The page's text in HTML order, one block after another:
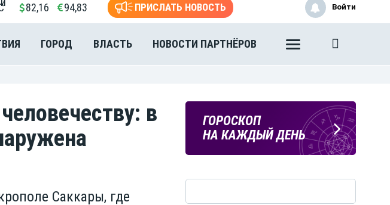
82,16 94,83 ПРИСЛАТЬ НОВОСТЬ
ГОРОД ВЛАСТЬ НОВОСТИ ПАРТНЁРОВ
Войти
в
Саккары, где
ПОГОДА
В КУРСКЕ
ГОРОСКОП
НА КАЖДЫЙ ДЕНЬ